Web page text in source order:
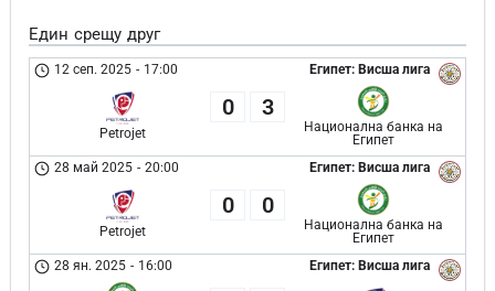
Един срещу друг
Египет: Висша лига
12 сеп. 2025 - 17:00
Petrojet
0 3
Национална банка на
Египет
Египет: Висша лига
28 май 2025 - 20:00
Petrojet
0 0
Национална банка на
Египет
Египет: Висша лига
28 ян. 2025 - 16:00